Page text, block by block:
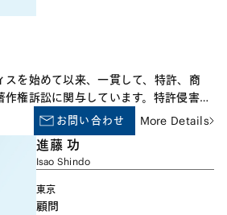
規制する各国法令調査 (o) 土壌、地下
を始めて以来、一貫して、特許、商
権訴訟に関与しています。特許侵害訴
訴訟に関しては、電気・通信・化学を中
野の事件を扱った経験があり、また、
関するサポートも担当させていただいて
ンス契約、特許その他の知的財産権の移
的財産権関連の取引、デュー・ディリ
います。
お問い合わせ More Details
進藤 功
Isao Shindo
東京
顧問